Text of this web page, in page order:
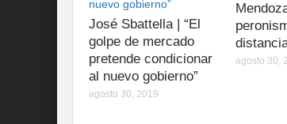
José Sbattella | “El
golpe de mercado
pretende condicionar
al nuevo gobierno”
agosto 30, 2019
agosto 30,